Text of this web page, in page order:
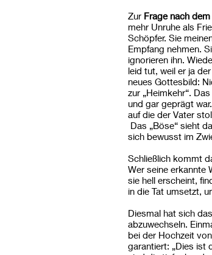
Zur Frage nach
mehr Unruhe als
Schöpfer. Sie
Empfang nehmen.
ignorieren ihn.
leid tut, weil er ja
neues Gottesbild:
zur „Heimkehr“.
und gar geprägt
auf die der Vater
Das „Böse“ sieht
sich bewusst im
Schließlich kommt
Wer seine erkannte
sie hell erscheint,
in die Tat umsetzt,
Diesmal hat sich das
abzuwechseln.
bei der Hochzeit
garantiert: „Dies ist